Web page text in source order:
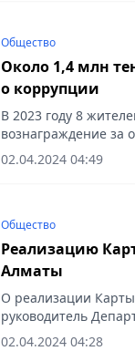
Общество
Около 1,4 млн
о коррупции
В 2023 году 8
вознаграждение за
коррупционеров. Об
руководителя
02.04.2024 04:49
Общество
Реализацию
Алматы
О реализации
руководитель
коррупции по
02.04.2024 04:28